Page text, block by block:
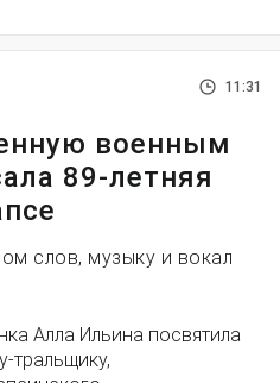
11:31
военным
89-летняя
слов, музыку и вокал
Алла Ильина посвятила
тральщику,